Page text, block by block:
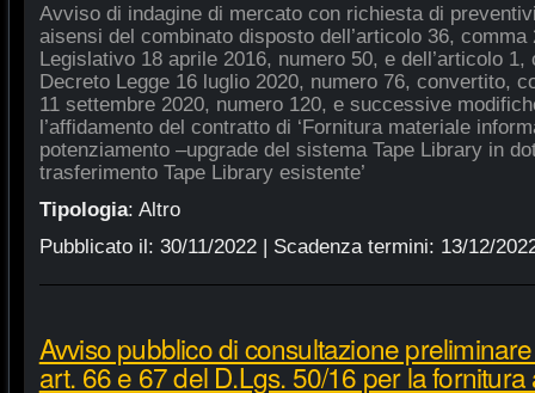
Avviso di indagine di mercato con richiesta di
aisensi del combinato disposto dell’articolo 36,
Legislativo 18 aprile 2016, numero 50, e dell’articolo
Decreto Legge 16 luglio 2020, numero 76, convertito,
11 settembre 2020, numero 120, e successive
l’affidamento del contratto di ‘Fornitura materiale
potenziamento –upgrade del sistema Tape Library in
trasferimento Tape Library esistente’
Tipologia: Altro
Pubblicato il: 30/11/2022| Scadenza termini: 13/12/
Avviso pubblico di consultazione
art. 66 e 67 del D.Lgs. 50/16 per la